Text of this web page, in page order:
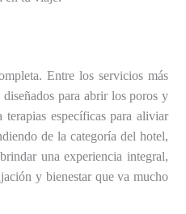
Entre los servicios más
para abrir los poros y
específicas para aliviar
de la categoría del hotel,
una experiencia integral,
y bienestar que va mucho